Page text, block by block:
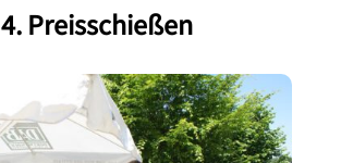
4. Preisschießen